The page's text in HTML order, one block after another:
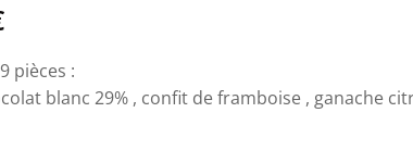
pièces :
blanc 29% , confit de framboise , ganache